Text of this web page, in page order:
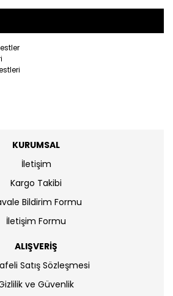
KURUMSAL
İletişim
Kargo Takibi
Bildirim Formu
İletişim Formu
ALIŞVERİŞ
Satış Sözleşmesi
ve Güvenlik